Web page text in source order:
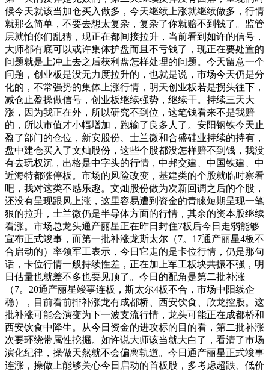
候今天就该当加仓买入做多，今天继续上涨就继续做多，行情
就那么简单，不要去想太复杂，复杂了你就赔不到钱了。监管
层就怕你们乱猜，现正在都间接拉升，当前看到如许的信号，
大师都有底可以或许集体护盘而且不亏钱了，现正在要处置的
问题就是上冲上去之后获利盘怎样处理的问题。今天留意一个
问题，创业板是没无力度拉升的，也就是说，市场今天仍是分
化的，不常强势的集体上涨行情，明天创业板若是拐头往下，
减仓止盈操做信号，创业板继续强势，继续干。持续三天大
涨，因为我正在外，所以研究不到位，这笔钱看来不是我赔
的，所以市值才小幅增加，跑输了良多人了。安阳钢铁今天止
盈了部门的仓位，新安股份、士兰微和合盛硅业持续的持有，
盘中建仓买入了文灿股份，这些个股都没怎样赔不到钱，我没
有去玩权沉，出格是中字头的行情，中邦交建、中国铁建、中
近海特都涨停板。市场的风险改变，基建类的个股就临时察看
吧，我对这类不感乐趣。文灿股份做为次新回调之后的个股，
还没有呈现跟风上涨，这里容易遭到资金的青睐短期呈现一笔
狠的拉升，士兰微仍是半导体方面的行情，其余的资本股继续
看涨。市场总龙头通产丽星正在昨日封住7板后今日走弱能够
宣布正式竣事，而第一批补涨龙斯太尔（7。17通产丽星4板不
合启动的）率领军工表示，今日它走的是卡位行情，仍是那句
话，卡位行情一般持续性差，正在加上军工板块共振不强，明
日估量也就差不多也要见顶了。今日的配角是第二批补涨
（7。20通产丽星竣事连板，斯太尔4板不合，市场中阳线企
稳），目前看前排补涨龙有成都桥、西安饮食、欣龙控股。这
批补涨可能会演变为下一波支流行情，龙头可能正在成都桥和
西安饮食中降生。从今日资金的进攻标的目的看，第二批补涨
次要环绕带属性挖掘。如许说大师该当就大白了，看清了市场
演化纪律，操做天然就不会偏离轨道。今日通产丽星正式竣事
连涨，操做上能够关心今日启动的首板股，多考虑超跌、低价